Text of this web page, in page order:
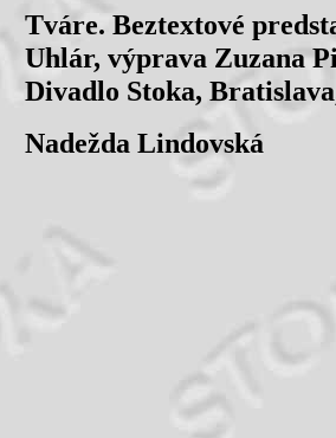
Tváre. Beztextové
Uhlár, výprava Zuzana
Divadlo Stoka,
Nadežda Lindovská